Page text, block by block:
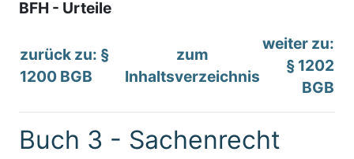
BFH - Urteile
zurück zu: §
1200 BGB
zum
Inhaltsverzeichnis
weiter zu:
§ 1202
BGB
Buch 3 - Sachenrecht